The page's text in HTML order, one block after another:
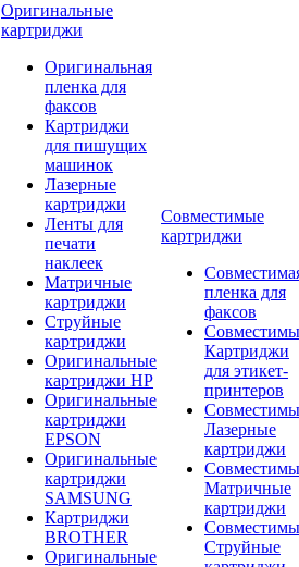
Оригинальные
картриджи
Оригинальная
пленка для
факсов
Картриджи
для пишущих
машинок
Лазерные
картриджи
Ленты для
печати
наклеек
Матричные
картриджи
Струйные
картриджи
Оригинальные
картриджи HP
Оригинальные
картриджи
EPSON
Оригинальные
картриджи
SAMSUNG
Картриджи
BROTHER
Оригинальные
Совместимые
картриджи
пленка для
факсов
Картриджи
для этикет-
принтеров
Лазерные
картриджи
Матричные
картриджи
Струйные